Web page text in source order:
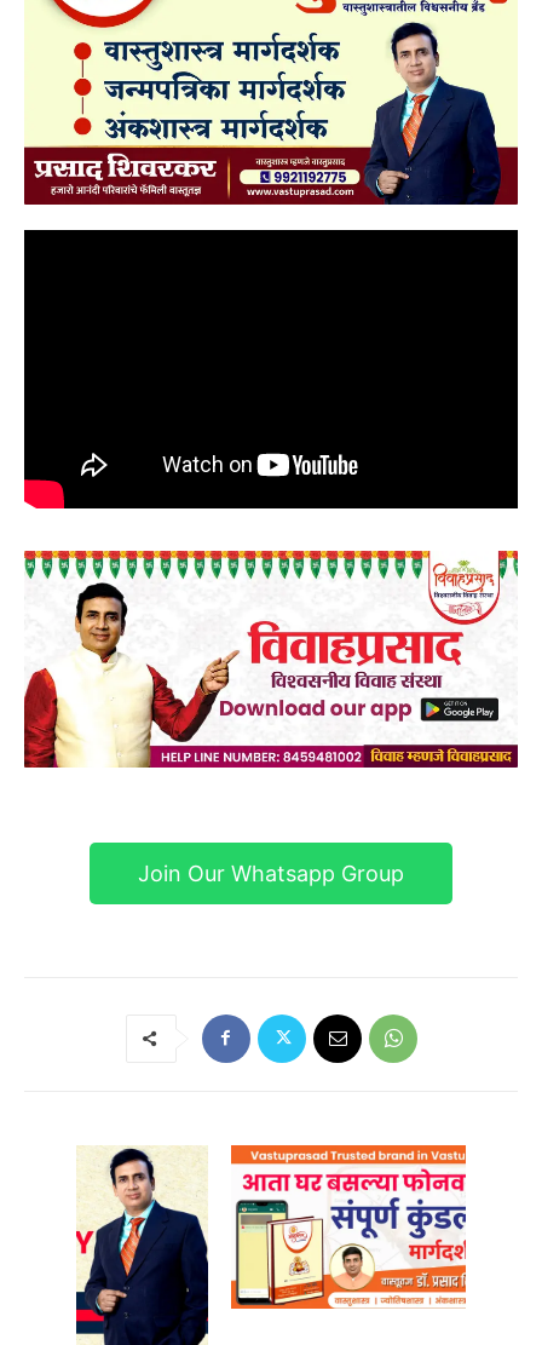
Join Our Whatsapp Group